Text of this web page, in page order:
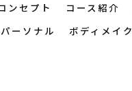
ンセプト コース紹介
パーソナル ボディメイク